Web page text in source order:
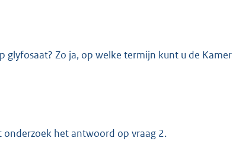
glyfosaat? Zo ja, op welke termijn kunt u de Kamer
onderzoek het antwoord op vraag 2.